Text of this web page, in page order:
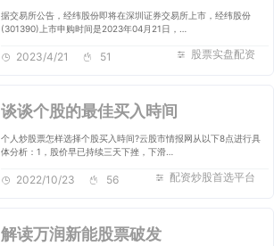
据交易所公告，经纬股份即将在深圳证券交易所上市，经纬股份
(301390)上市申购时间是2023年04月21日，…
股票实盘配资
2023/4/21 51
谈谈个股的最佳买入時间
个人炒股票怎样选择个股买入時间?云股市情报网从以下8点进行具
体分析：1，股价早已持续三天下挫，下滑…
配资炒股首选平台
2022/10/23 56
解读万润新能股票破发